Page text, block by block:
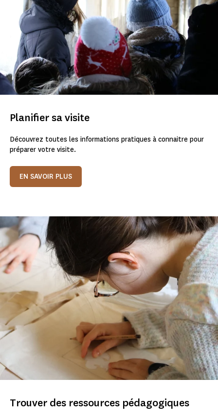
Planifier sa visite
Découvrez toutes les informations pratiques à connaitre pour
préparer votre visite.
EN SAVOIR PLUS
Trouver des ressources pédagogiques